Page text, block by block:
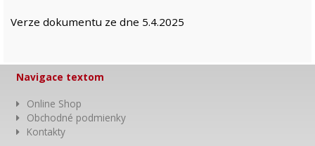
Verze dokumentu ze dne 5.4.2025
Navigace textom
Online Shop
Obchodné podmienky
Kontakty